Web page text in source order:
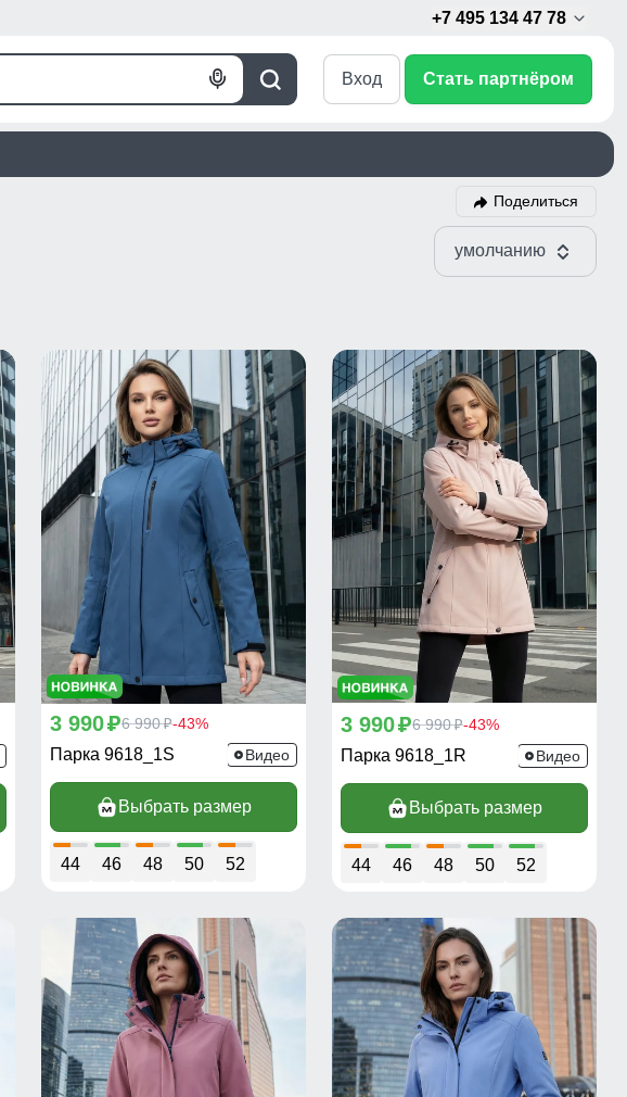
+7 495 134 47 78
Поиск
Голосовой
Вход Стать партнёром
Поделиться
умолчанию
3 990p6 990p-43%
Парка 9618_1S Видео
Выбрать размер
44 46 48 50 52
3 990p6 990p-43%
Парка 9618_1R Видео
Выбрать размер
44 46 48 50 52